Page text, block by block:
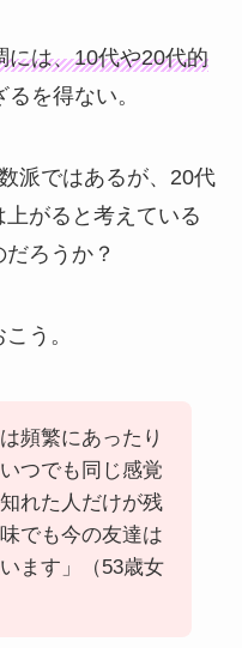
には、10代や20代的
を得ない。
派ではあるが、20代
がると考えている
ろうか？
う。
頻繁にあったり
つでも同じ感覚
れた人だけが残
でも今の友達は
ます」（53歳女